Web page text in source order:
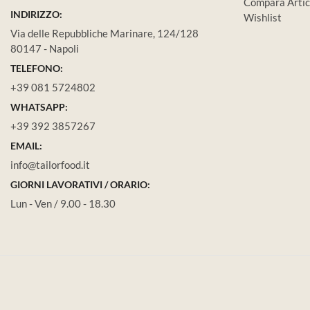
INDIRIZZO:
Via delle Repubbliche Marinare, 124/128
80147 - Napoli
TELEFONO:
+39 081 5724802
WHATSAPP:
+39 392 3857267
EMAIL:
info@tailorfood.it
GIORNI LAVORATIVI / ORARIO:
Lun - Ven / 9.00 - 18.30
Wishlist